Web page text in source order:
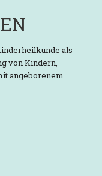
als
von Kindern,
angeborenem